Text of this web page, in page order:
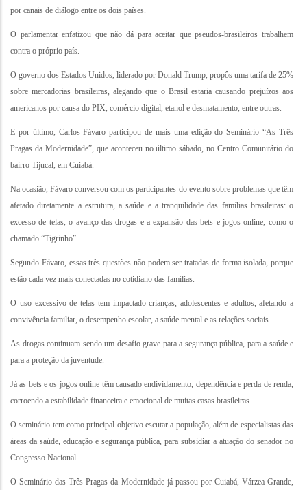
por canais de diálogo entre os dois países.
O parlamentar enfatizou que não dá para aceitar que pseudos-brasileiros trabalhem
contra o próprio país.
O governo dos Estados Unidos, liderado por Donald Trump, propôs uma tarifa de 25%
sobre mercadorias brasileiras, alegando que o Brasil estaria causando prejuízos aos
americanos por causa do PIX, comércio digital, etanol e desmatamento, entre outras.
E por último, Carlos Fávaro participou de mais uma edição do Seminário “As Três
Pragas da Modernidade”, que aconteceu no último sábado, no Centro Comunitário do
bairro Tijucal, em Cuiabá.
Na ocasião, Fávaro conversou com os participantes do evento sobre problemas que têm
afetado diretamente a estrutura, a saúde e a tranquilidade das famílias brasileiras: o
excesso de telas, o avanço das drogas e a expansão das bets e jogos online, como o
chamado “Tigrinho”.
Segundo Fávaro, essas três questões não podem ser tratadas de forma isolada, porque
estão cada vez mais conectadas no cotidiano das famílias.
O uso excessivo de telas tem impactado crianças, adolescentes e adultos, afetando a
convivência familiar, o desempenho escolar, a saúde mental e as relações sociais.
As drogas continuam sendo um desafio grave para a segurança pública, para a saúde e
para a proteção da juventude.
Já as bets e os jogos online têm causado endividamento, dependência e perda de renda,
corroendo a estabilidade financeira e emocional de muitas casas brasileiras.
O seminário tem como principal objetivo escutar a população, além de especialistas das
áreas da saúde, educação e segurança pública, para subsidiar a atuação do senador no
Congresso Nacional.
O Seminário das Três Pragas da Modernidade já passou por Cuiabá, Várzea Grande,